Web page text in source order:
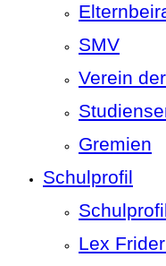
SMV
Verein
Gremien
Schulprofil
Lex